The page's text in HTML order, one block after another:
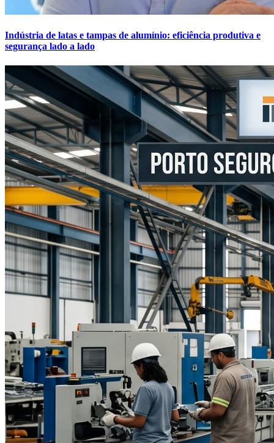
Indústria de latas e tampas de alumínio: eficiência produtiva e
segurança lado a lado